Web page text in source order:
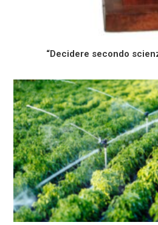
“Decidere secondo